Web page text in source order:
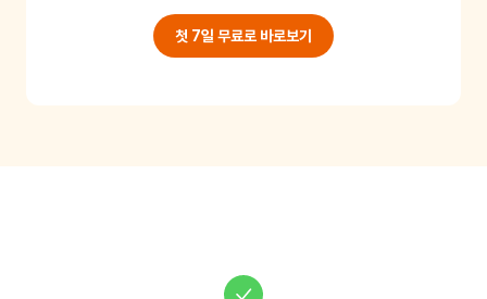
해 서로의 역할을 바꿔보는 것도 재미있겠지요? 이 활동
을 통해 규칙에 대해 이해하고 어휘력을 늘릴 수 있어요.
첫 7일 무료로 바로보기